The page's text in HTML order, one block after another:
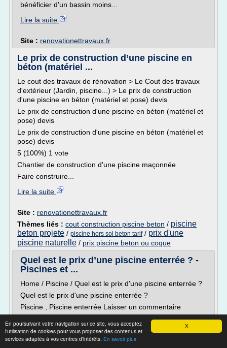
X
En poursuivant votre navigation sur ce site, vous acceptez
l'utilisation de cookies pour vous proposer des contenus et
services adaptés à vos centres d'intérêts. En savoir plus
bénéficier d'un bassin moins...
Lire la suite
Site : renovationettravaux.fr
Le prix de construction d’une piscine en
béton (matériel ...
Le cout des travaux de rénovation > Le Cout des travaux
d'extérieur (Jardin, piscine...) > Le prix de construction
d'une piscine en béton (matériel et pose) devis
Le prix de construction d'une piscine en béton (matériel et
pose) devis
Le prix de construction d'une piscine en béton (matériel et
pose) devis
5 (100%) 1 vote
Chantier de construction d'une piscine maçonnée
Faire construire...
Lire la suite
Site : renovationettravaux.fr
Thèmes liés : cout construction piscine beton / piscine
beton projete / piscine hors sol beton tarif/ prix d'une
piscine naturelle / prix piscine beton ou coque
Quel est le prix d’une piscine enterrée ? -
Piscines et ...
Home / Piscine / Quel est le prix d'une piscine enterrée ?
Quel est le prix d'une piscine enterrée ?
Piscine , Piscine enterrée Laisser un commentaire
Si vous vous êtes décidé à investir dans une piscine
enterrée, sachez que le budget que vous consacrez à cet
effet dépend d'un certain nombre paramètres.